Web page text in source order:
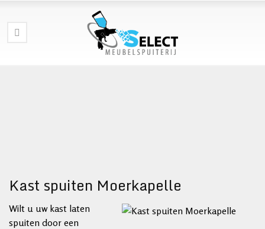
Kast spuiten Moerkapelle
Wilt u uw kast laten
spuiten door een